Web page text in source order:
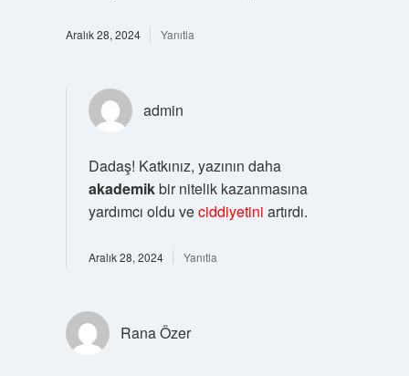
Aralık 28, 2024 Yanıtla
admin
Dadaş! Katkınız, yazının daha
akademikbir nitelik kazanmasına
yardımcı oldu veciddiyetini artırdı.
Aralık 28, 2024 Yanıtla
Rana Özer